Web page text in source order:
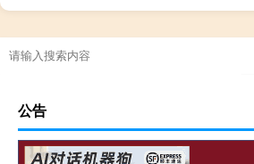
公告